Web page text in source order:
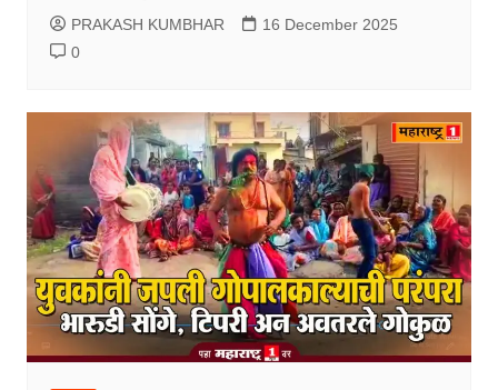
PRAKASH KUMBHAR
16 December 2025
0